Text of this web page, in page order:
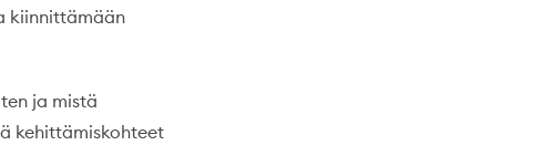
kiinnittämään
ja mistä
kehittämiskohteet